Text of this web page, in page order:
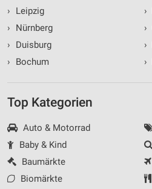
›
Leipzig
›
Nürnberg
›
Duisburg
›
Bochum
›
›
›
›
Top Kategorien
Auto & Motorrad
Baby & Kind
Baumärkte
Biomärkte
Werbung